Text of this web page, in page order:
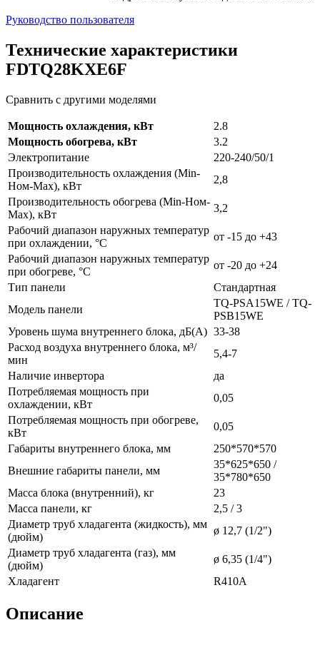
Руководство пользователя
Технические характеристики
FDTQ28KXE6F
Сравнить с другими моделями
Мощность охлаждения, кВт
2.8
Мощность обогрева, кВт
3.2
Электропитание
220-240/50/1
Производительность охлаждения (Min-
Ном-Max), кВт
2,8
Производительность обогрева (Min-Ном-
Max), кВт
3,2
Рабочий диапазон наружных температур
при охлаждении, °С
от -15 до +43
Рабочий диапазон наружных температур
при обогреве, °С
от -20 до +24
Тип панели
Стандартная
Модель панели
TQ-PSA15WE / TQ-
PSB15WE
Уровень шума внутреннего блока, дБ(А) 33-38
Расход воздуха внутреннего блока, м³/
мин
5,4-7
Наличие инвертора
да
Потребляемая мощность при
охлаждении, кВт
0,05
Потребляемая мощность при обогреве,
кВт
0,05
Габариты внутреннего блока, мм
250*570*570
Внешние габариты панели, мм
35*625*650 /
35*780*650
Масса блока (внутренний), кг
23
Масса панели, кг
2,5 / 3
Диаметр труб хладагента (жидкость), мм
(дюйм)
ø 12,7 (1/2")
Диаметр труб хладагента (газ), мм
(дюйм)
ø 6,35 (1/4")
Хладагент
R410A
Описание